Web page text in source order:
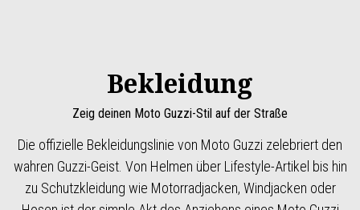
Bekleidung
Zeig deinen Moto Guzzi-Stil auf der Straße
Die offizielle Bekleidungslinie von Moto Guzzi zelebriert den
wahren Guzzi-Geist. Von Helmen über Lifestyle-Artikel bis hin
zu Schutzkleidung wie Motorradjacken, Windjacken oder